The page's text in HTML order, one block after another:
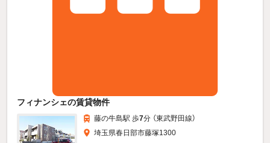
フィナンシェの賃貸物件
藤の牛島駅 歩7分 （東武野田線）
埼玉県春日部市藤塚1300